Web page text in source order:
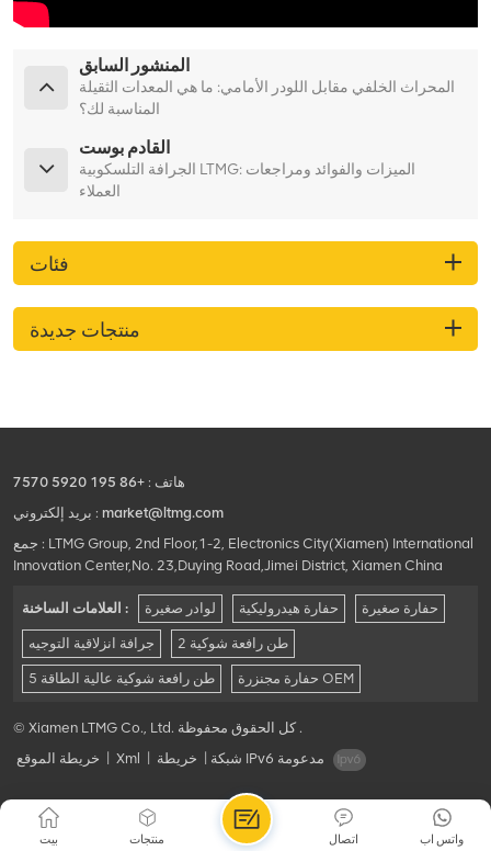
المنشور السابق
المحراث الخلفي مقابل اللودر الأمامي: ما هي المعدات الثقيلة
المناسبة لك؟
القادم بوست
الجرافة التلسكوبية LTMG: الميزات والفوائد ومراجعات
العملاء
فئات
منتجات جديدة
هاتف : +86 195 5920 7570
بريد إلكتروني : market@ltmg.com
جمع : LTMG Group, 2nd Floor,1-2, Electronics City(Xiamen) International
Innovation Center,No. 23,Duying Road,Jimei District, Xiamen China
العلامات الساخنة : لوادر صغيرة حفارة هيدروليكية حفارة صغيرة
جرافة انزلاقية التوجيه 2 طن رافعة شوكية
5 طن رافعة شوكية عالية الطاقة حفارة مجنزرة OEM
© Xiamen LTMG Co., Ltd. كل الحقوق محفوظة .
خريطة الموقع
Xml خريطة
بيت منتجات واتس اب اتصال